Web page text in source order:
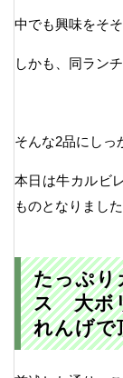
中でも興味をそ
しかも、同ラン
そんな2品にしっ
本日は牛カルビ
ものとなりました
たっぷり
ス 大ボ
れんげで